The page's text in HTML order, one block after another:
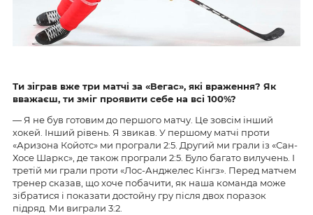
Ти зіграв вже три матчі за «Вегас», які враження? Як
вважаєш, ти зміг проявити себе на всі 100%?
— Я не був готовим до першого матчу. Це зовсім інший
хокей. Інший рівень. Я звикав. У першому матчі проти
«Аризона Койотс» ми програли 2:5. Другий ми грали із «Сан-
Хосе Шаркс», де також програли 2:5. Було багато вилучень. І
третій ми грали проти «Лос-Анджелес Кінгз». Перед матчем
тренер сказав, що хоче побачити, як наша команда може
зібратися і показати достойну гру після двох поразок
підряд. Ми виграли 3:2.